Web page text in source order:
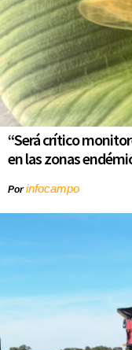
“Será crítico
en las zonas
Porinfocampo